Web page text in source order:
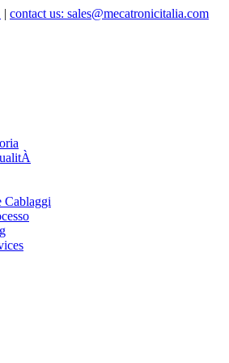
| contact us: sales@mecatronicitalia.com
Cablaggi